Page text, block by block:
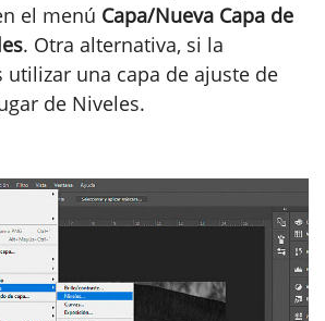
el menú Capa/Nueva Capa de
. Otra alternativa, si la
utilizar una capa de ajuste de
de Niveles.